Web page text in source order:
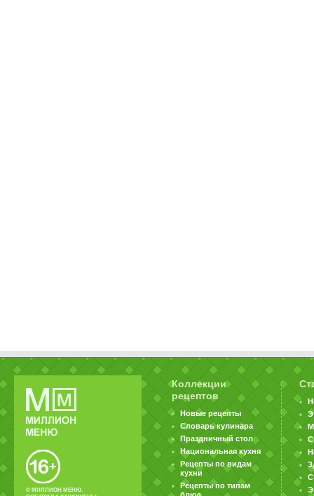
© МИЛЛИОН МЕНЮ.
Коллекции
рецептов
Новые рецепты
Словарь кулинара
Праздничный стол
Национальная кухня
Рецепты по видам
кухни
Рецепты по типам